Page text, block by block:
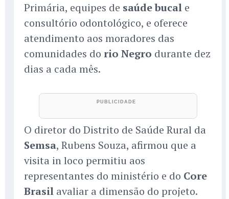
Primária, equipes de saúde bucal e
consultório odontológico, e oferece
atendimento aos moradores das
comunidades do rio Negro durante dez
dias a cada mês.
O diretor do Distrito de Saúde Rural da
Semsa, Rubens Souza, afirmou que a
visita in loco permitiu aos
representantes do ministério e do Core
Brasil avaliar a dimensão do projeto.